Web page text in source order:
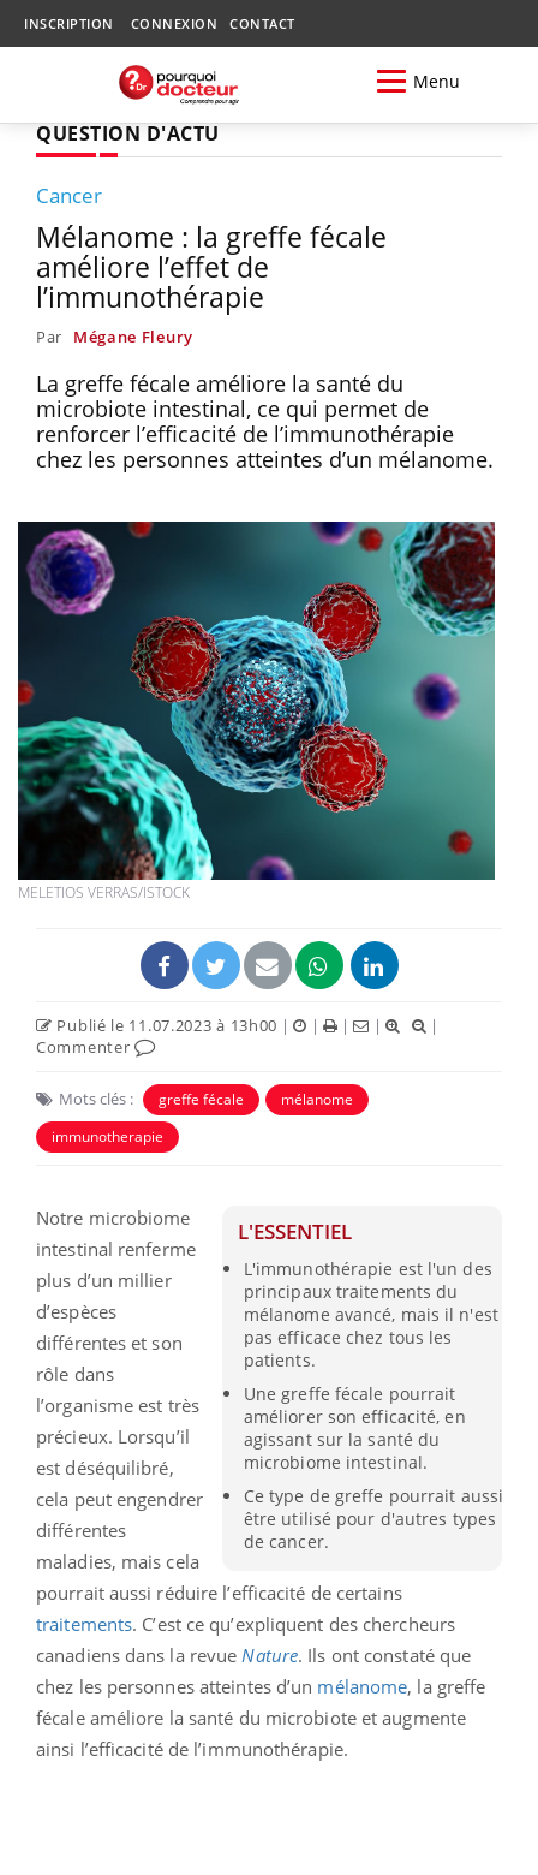
INSCRIPTION CONNEXION CONTACT
Menu
QUESTION D'ACTU
Cancer
Mélanome : la greffe fécale
améliore l’effet de
l’immunothérapie
Par Mégane Fleury
La greffe fécale améliore la santé du
microbiote intestinal, ce qui permet de
renforcer l’efficacité de l’immunothérapie
chez les personnes atteintes d’un mélanome.
MELETIOS VERRAS/ISTOCK
Publié le 11.07.2023 à 13h00 | | | |
|
Commenter
Mots clés : greffe fécale
mélanome
immunotherapie
L'ESSENTIEL
L'immunothérapie est l'un des
principaux traitements du
mélanome avancé, mais il n'est
pas efficace chez tous les
patients.
Une greffe fécale pourrait
améliorer son efficacité, en
agissant sur la santé du
microbiome intestinal.
Ce type de greffe pourrait aussi
être utilisé pour d'autres types
de cancer.
Notre microbiome
intestinal renferme
plus d’un millier
d’espèces
différentes et son
rôle dans
l’organisme est très
précieux. Lorsqu’il
est déséquilibré,
cela peut engendrer
différentes
maladies, mais cela
pourrait aussi réduire l’efficacité de certains
traitements. C’est ce qu’expliquent des chercheurs
canadiens dans la revue Nature. Ils ont constaté que
chez les personnes atteintes d’un mélanome, la greffe
fécale améliore la santé du microbiote et augmente
ainsi l’efficacité de l’immunothérapie.